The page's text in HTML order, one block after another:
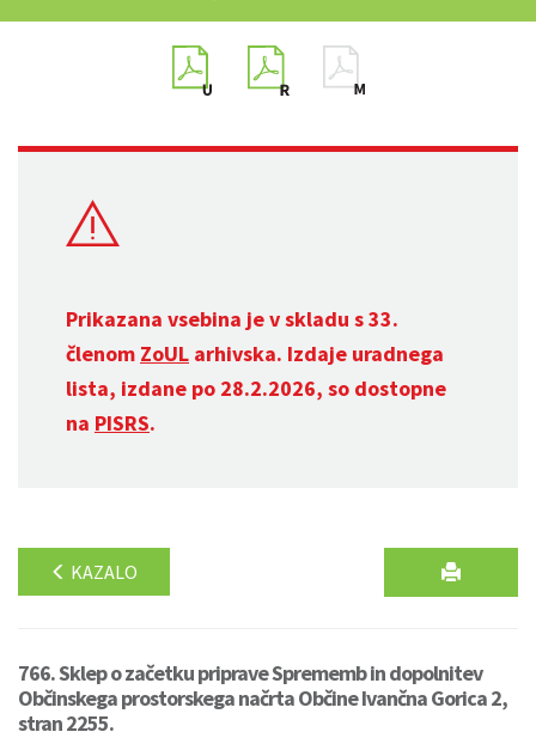
Prikazana vsebina je v skladu s 33.
členom ZoUL arhivska. Izdaje uradnega
lista, izdane po 28.2.2026, so dostopne
na PISRS.
KAZALO
766. Sklep o začetku priprave Sprememb in dopolnitev
Občinskega prostorskega načrta Občine Ivančna Gorica 2,
stran 2255.